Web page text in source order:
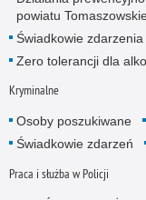
powiatu
Świadkowie
Zero tolerancji dla
Kryminalne
Osoby poszukiwane
Świadkowie zdarzeń
Praca i służba w Policji